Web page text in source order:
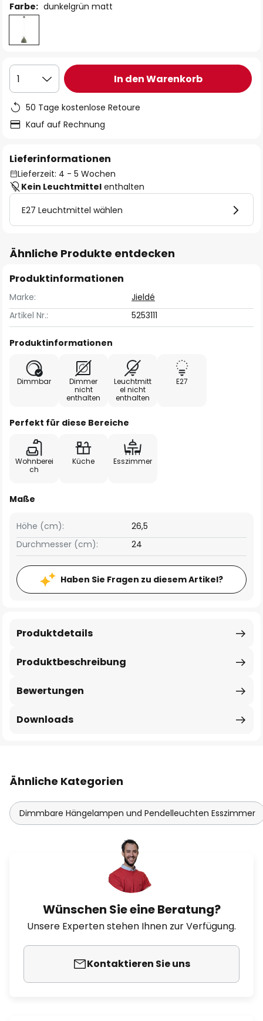
Farbe: dunkelgrün matt
1 In den Warenkorb
50 Tage kostenlose Retoure
Kauf auf Rechnung
Lieferinformationen
Lieferzeit: 4 - 5 Wochen
Kein Leuchtmittel enthalten
E27 Leuchtmittel wählen
Ähnliche Produkte entdecken
Produktinformationen
Marke:
Jieldé
Artikel Nr.:
5253111
Produktinformationen
Dimmbar
Dimmer
nicht
enthalten
Leuchtmitt
el nicht
enthalten
E27
Perfekt für diese Bereiche
Wohnberei
ch
Küche Esszimmer
Maße
Höhe (cm):
26,5
Durchmesser (cm):
24
Haben Sie Fragen zu diesem Artikel?
Produktbeschreibung
Produktdetails
Bewertungen
Downloads
Ähnliche Kategorien
Dimmbare Hängelampen und Pendelleuchten Esszimmer
Wünschen Sie eine Beratung?
Unsere Experten stehen Ihnen zur Verfügung.
Kontaktieren Sie uns